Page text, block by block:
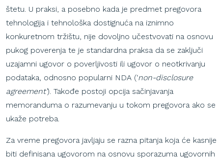
štetu. U praksi, a posebno kada je predmet pregovora
tehnologija i tehnološka dostignuća na iznimno
konkuretnom tržištu, nije dovoljno učestvovati na osnovu
pukog poverenja te je standardna praksa da se zaključi
uzajamni ugovor o poverljivosti ili ugovor o neotkrivanju
podataka, odnosno popularni NDA (‘non-disclosure
agreement’). Takođe postoji opcija sačinjavanja
memoranduma o razumevanju u tokom pregovora ako se
ukaže potreba.
Za vreme pregovora javljaju se razna pitanja koja će kasnije
biti definisana ugovorom na osnovu sporazuma ugovornih